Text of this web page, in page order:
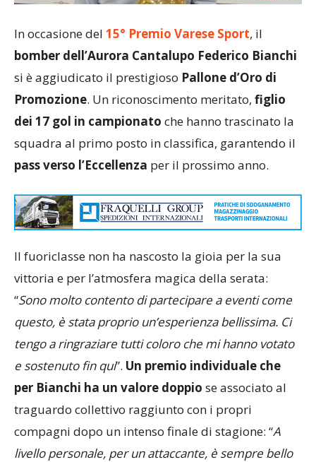
In occasione del 15° Premio Varese Sport, il
bomber dell’Aurora Cantalupo Federico Bianchi
si è aggiudicato il prestigioso Pallone d’Oro di
Promozione. Un riconoscimento meritato, figlio
dei 17 gol in campionato che hanno trascinato la
squadra al primo posto in classifica, garantendo il
pass verso l’Eccellenza per il prossimo anno.
Il fuoriclasse non ha nascosto la gioia per la sua
vittoria e per l’atmosfera magica della serata:
“Sono molto contento di partecipare a eventi come
questo, è stata proprio un’esperienza bellissima. Ci
tengo a ringraziare tutti coloro che mi hanno votato
e sostenuto fin qui”. Un premio individuale che
per Bianchi ha un valore doppio se associato al
traguardo collettivo raggiunto con i propri
compagni dopo un intenso finale di stagione: “A
livello personale, per un attaccante, è sempre bello